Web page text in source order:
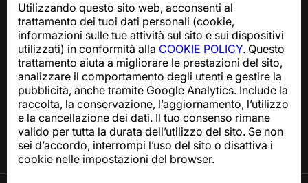
Utilizzando questo sito web, acconsenti al
trattamento dei tuoi dati personali (cookie,
informazioni sulle tue attività sul sito e sui dispositivi
utilizzati) in conformità alla COOKIE POLICY. Questo
trattamento aiuta a migliorare le prestazioni del sito,
analizzare il comportamento degli utenti e gestire la
pubblicità, anche tramite Google Analytics. Include la
raccolta, la conservazione, l’aggiornamento, l’utilizzo
e la cancellazione dei dati. Il tuo consenso rimane
valido per tutta la durata dell’utilizzo del sito. Se non
sei d’accordo, interrompi l’uso del sito o disattiva i
cookie nelle impostazioni del browser.
Per richieste relative alla conformità al GDPR:
support@numbuster.com
Centro assistenza
Notizie e articoli
Informazioni sul progetto
Contatti